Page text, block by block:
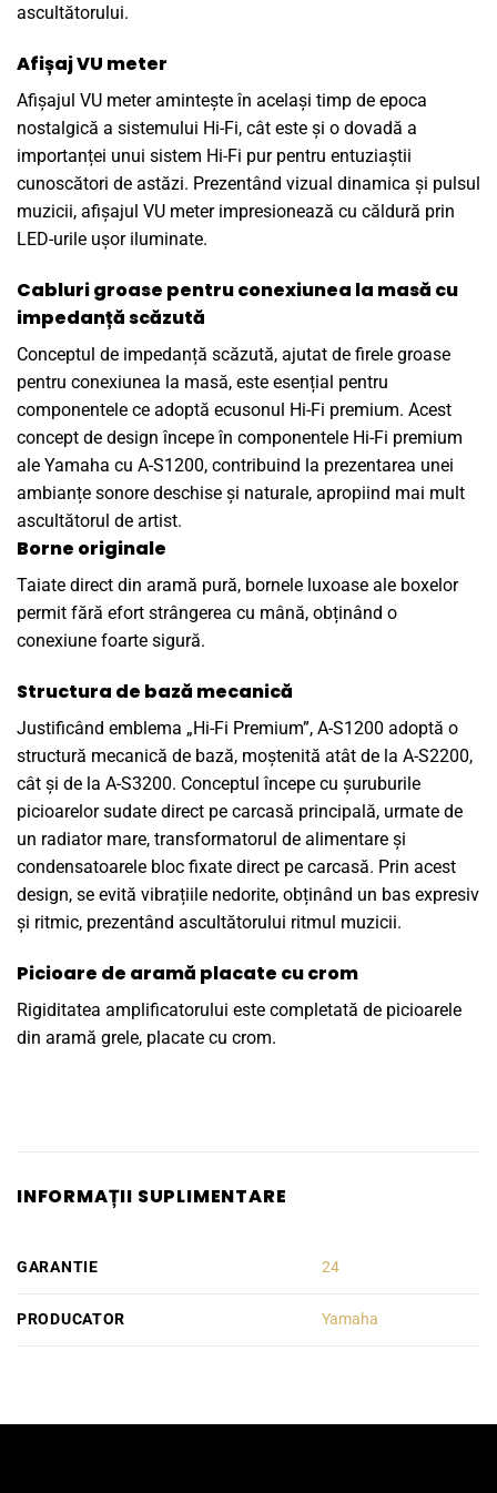
ascultătorului.
Afișaj VU meter
Afișajul VU meter amintește în același timp de epoca
nostalgică a sistemului Hi-Fi, cât este și o dovadă a
importanței unui sistem Hi-Fi pur pentru entuziaștii
cunoscători de astăzi. Prezentând vizual dinamica și pulsul
muzicii, afișajul VU meter impresionează cu căldură prin
LED-urile ușor iluminate.
Cabluri groase pentru conexiunea la masă cu
impedanță scăzută
Conceptul de impedanță scăzută, ajutat de firele groase
pentru conexiunea la masă, este esențial pentru
componentele ce adoptă ecusonul Hi-Fi premium. Acest
concept de design începe în componentele Hi-Fi premium
ale Yamaha cu A-S1200, contribuind la prezentarea unei
ambianțe sonore deschise și naturale, apropiind mai mult
ascultătorul de artist.
Borne originale
Taiate direct din aramă pură, bornele luxoase ale boxelor
permit fără efort strângerea cu mână, obținând o
conexiune foarte sigură.
Structura de bază mecanică
Justificând emblema „Hi-Fi Premium”, A-S1200 adoptă o
structură mecanică de bază, moștenită atât de la A-S2200,
cât și de la A-S3200. Conceptul începe cu șuruburile
picioarelor sudate direct pe carcasă principală, urmate de
un radiator mare, transformatorul de alimentare și
condensatoarele bloc fixate direct pe carcasă. Prin acest
design, se evită vibrațiile nedorite, obținând un bas expresiv
și ritmic, prezentând ascultătorului ritmul muzicii.
Picioare de aramă placate cu crom
Rigiditatea amplificatorului este completată de picioarele
din aramă grele, placate cu crom.
INFORMAȚII SUPLIMENTARE
GARANTIE 24
PRODUCATOR Yamaha